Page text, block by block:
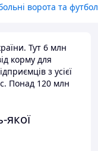
ворота та
Тут 6 млн
корму для
з усієї
Понад 120 млн